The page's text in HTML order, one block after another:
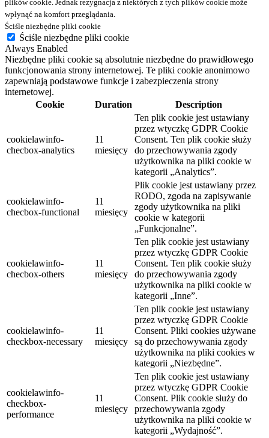
plików cookie. Jednak rezygnacja z niektórych z tych plików cookie może
wpłynąć na komfort przeglądania.
Ściśle niezbędne pliki cookie
Ściśle niezbędne pliki cookie
Always Enabled
Niezbędne pliki cookie są absolutnie niezbędne do prawidłowego
funkcjonowania strony internetowej. Te pliki cookie anonimowo
zapewniają podstawowe funkcje i zabezpieczenia strony
internetowej.
Cookie
Duration Description
cookielawinfo-
checbox-analytics
11
miesięcy
Ten plik cookie jest ustawiany
przez wtyczkę GDPR Cookie
Consent. Ten plik cookie służy
do przechowywania zgody
użytkownika na pliki cookie w
kategorii „Analytics”.
cookielawinfo-
checbox-functional
11
miesięcy
Plik cookie jest ustawiany przez
RODO, zgoda na zapisywanie
zgody użytkownika na pliki
cookie w kategorii
„Funkcjonalne”.
cookielawinfo-
checbox-others
11
miesięcy
Ten plik cookie jest ustawiany
przez wtyczkę GDPR Cookie
Consent. Ten plik cookie służy
do przechowywania zgody
użytkownika na pliki cookie w
kategorii „Inne”.
cookielawinfo-
checkbox-necessary
11
miesięcy
Ten plik cookie jest ustawiany
przez wtyczkę GDPR Cookie
Consent. Pliki cookies używane
są do przechowywania zgody
użytkownika na pliki cookies w
kategorii „Niezbędne”.
cookielawinfo-
checkbox-
performance
11
miesięcy
Ten plik cookie jest ustawiany
przez wtyczkę GDPR Cookie
Consent. Plik cookie służy do
przechowywania zgody
użytkownika na pliki cookie w
kategorii „Wydajność”.